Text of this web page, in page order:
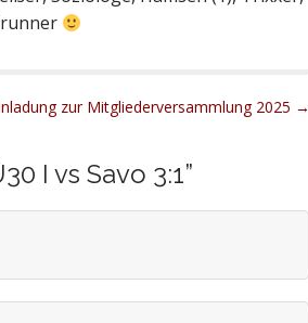
zur Mitgliederversammlung 2025 →
I vs Savo 3:1”